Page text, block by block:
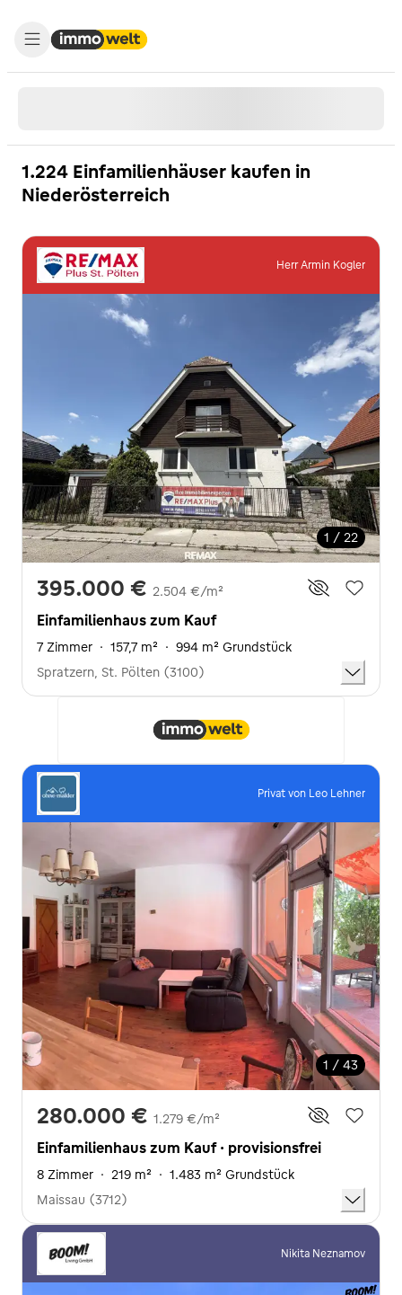
1.224 Einfamilienhäuser kaufen in
Niederösterreich
Herr Armin Kogler
1 / 22
395.000 € 2.504 €/m²
Einfamilienhaus zum Kauf
7 Zimmer · 157,7 m² · 994 m² Grundstück
Spratzern, St. Pölten (3100)
Privat von Leo Lehner
1 / 43
280.000 € 1.279 €/m²
Einfamilienhaus zum Kauf · provisionsfrei
8 Zimmer · 219 m² · 1.483 m² Grundstück
Maissau (3712)
Nikita Neznamov